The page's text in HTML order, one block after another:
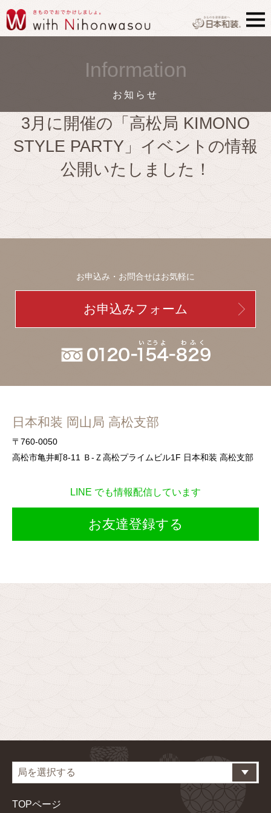
Information
お知らせ
3月に開催の「高松局 KIMONO
STYLE PARTY」イベントの情報
公開いたしました！
お申込み・お問合せはお気軽に
お申込みフォーム
日本和装 岡山局 高松支部
〒760-0050
高松市亀井町8-11 Ｂ-Ｚ高松プライムビル1F 日本和装 高松支部
LINE でも情報配信しています
お友達登録する
TOPページ